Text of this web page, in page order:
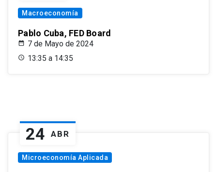
Macroeconomía
Pablo Cuba, FED Board
7 de Mayo de 2024
13:35 a 14:35
24 ABR
Microeconomía Aplicada